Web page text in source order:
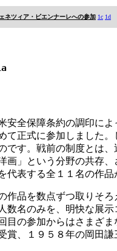
ネツィア・ビエンナーレへの参加 1c 1d
安全保障条約の調印に
て正式に参加しました
です。戦前の制度とは
画」という分野の共存
代表する全１１名の作
作品を数点ずつ取りそ
数名のみを、明快な展
の参加からはさまざ
、１９５８年の岡田謙